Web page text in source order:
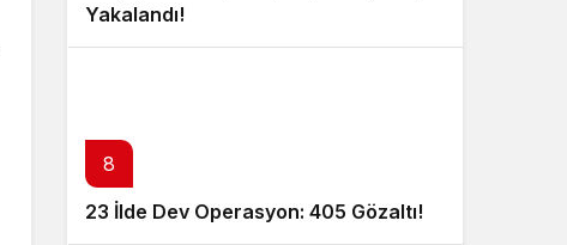
Yakalandı!
8
23 İlde Dev Operasyon: 405 Gözaltı!